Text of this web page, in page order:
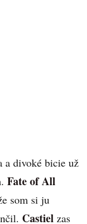
a divoké bicie už
Fate of All
som si ju
Castiel zas